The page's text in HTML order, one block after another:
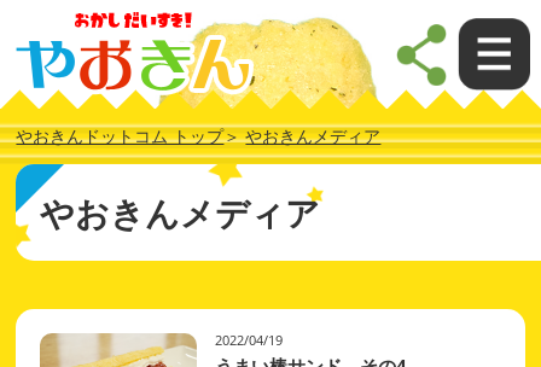
やおきんドットコム トップ やおきんメディア
やおきんメディア
2022/04/19